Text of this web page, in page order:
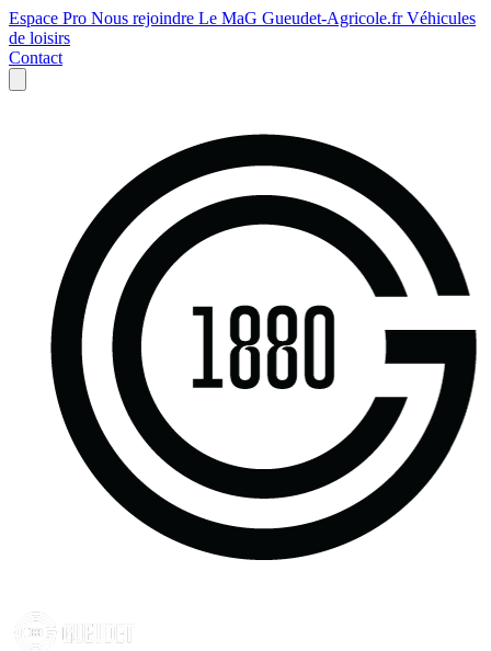
Espace Pro Nous rejoindre Le MaG Gueudet-Agricole.frVéhicules
de loisirs
Contact